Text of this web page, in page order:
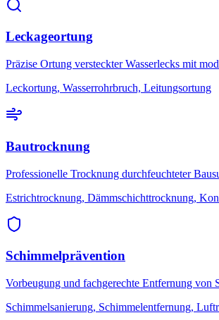
Leckageortung
Präzise Ortung versteckter Wasserlecks mit
Leckortung, Wasserrohrbruch, Leitungsortung
Bautrocknung
Professionelle Trocknung durchfeuchteter
Estrichtrocknung, Dämmschichttrocknung,
Schimmelprävention
Vorbeugung und fachgerechte Entfernung von
Schimmelsanierung, Schimmelentfernung,